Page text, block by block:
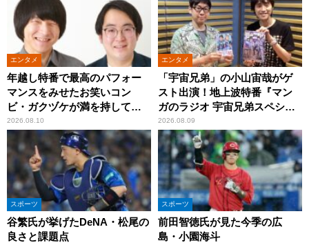
エンタメ
年越し特番で最高のパフォー
マンスをみせたお笑いコン
ビ・ガクヅケが満を持して
『オールナイトニッポン
0(ZERO)』に登場！
2026.08.10
エンタメ
「宇宙兄弟」の小山宙哉がゲ
スト出演！地上波特番『マン
ガのラジオ 宇宙兄弟スペシャ
ル 』
2026.08.09
スポーツ
谷繁氏が挙げたDeNA・松尾の
良さと課題点
スポーツ
前田智徳氏が見た今季の広
島・小園海斗